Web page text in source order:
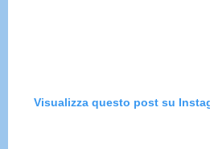
Visualizza questo post su